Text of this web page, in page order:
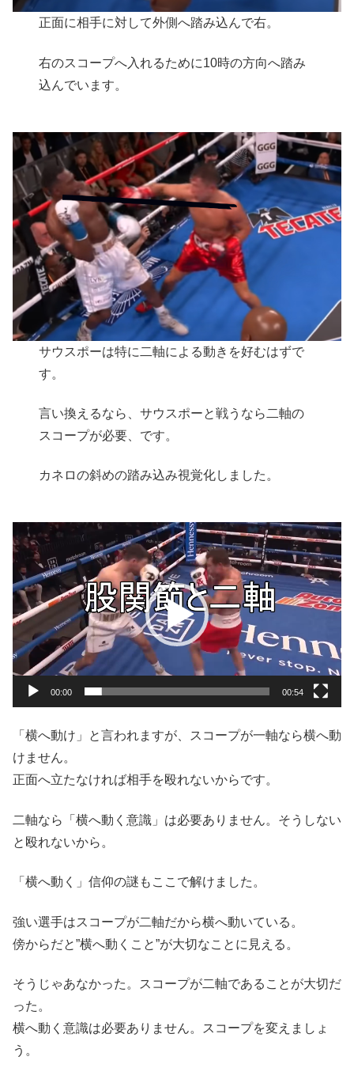
正面に相手に対して外側へ踏み込んで右。
右のスコープへ入れるために10時の方向へ踏み
込んでいます。
サウスポーは特に二軸による動きを好むはずで
す。
言い換えるなら、サウスポーと戦うなら二軸の
スコープが必要、です。
カネロの斜めの踏み込み視覚化しました。
画
プ
レ
ー
ヤ
ー
00:00 00:54
「横へ動け」と言われますが、スコープが一軸なら横へ動
けません。
正面へ立たなければ相手を殴れないからです。
二軸なら「横へ動く意識」は必要ありません。そうしない
と殴れないから。
「横へ動く」信仰の謎もここで解けました。
強い選手はスコープが二軸だから横へ動いている。
傍からだと”横へ動くこと”が大切なことに見える。
そうじゃあなかった。スコープが二軸であることが大切だ
った。
横へ動く意識は必要ありません。スコープを変えましょ
う。